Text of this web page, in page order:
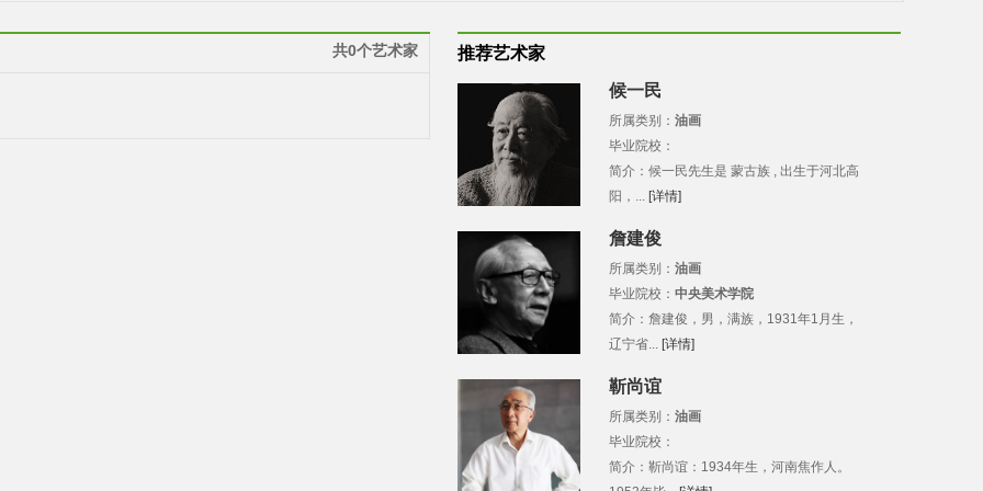
共0个艺术家 推荐艺术家
候一民
所属类别： 油画
毕业院校：
简介：候一民先生是 蒙古族 , 出生于河北高
阳，... [详情]
詹建俊
所属类别： 油画
毕业院校： 中央美术学院
简介：詹建俊，男，满族，1931年1月生，
辽宁省... [详情]
靳尚谊
所属类别： 油画
毕业院校：
简介：靳尚谊：1934年生，河南焦作人。